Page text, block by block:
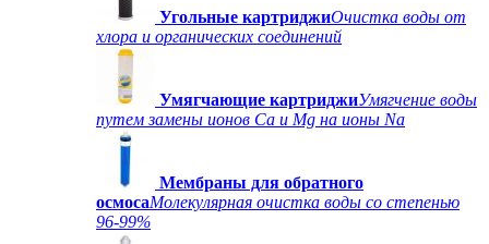
Угольные картриджиОчистка воды от
хлора и органических соединений
Умягчающие картриджиУмягчение воды
путем замены ионов Ca и Mg на ионы Na
Мембраны для обратного
осмосаМолекулярная очистка воды со степенью
96-99%